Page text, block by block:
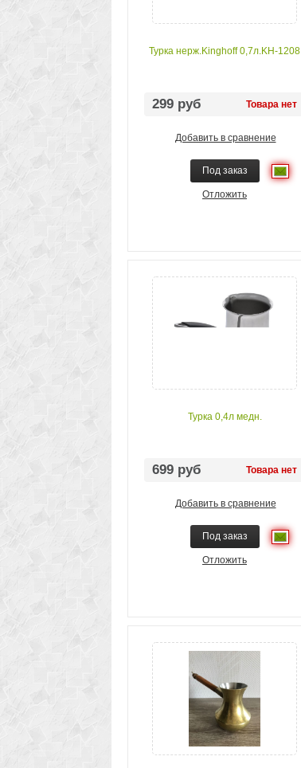
Турка нерж.Kinghoff 0,7л.KH-1208
299 руб Товара нет
Добавить в сравнение
Под заказ
Отложить
Турка 0,4л медн.
699 руб Товара нет
Добавить в сравнение
Под заказ
Отложить